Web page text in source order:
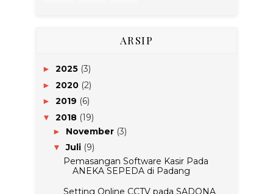
ARSIP
► 2025 (3)
► 2020 (2)
► 2019 (6)
▼ 2018 (19)
► November (3)
▼ Juli (9)
Pemasangan Software Kasir Pada
ANEKA SEPEDA di Padang
Setting Online CCTV pada SADONA